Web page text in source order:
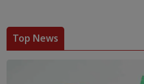
Top News